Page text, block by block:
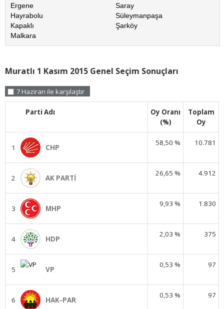
Ergene
Hayrabolu
Kapaklı
Malkara
Saray
Süleymanpaşa
Şarköy
Muratlı 1 Kasım 2015 Genel Seçim Sonuçları
7 Haziran ile karşılaştır
Parti Adı
Oy Oranı
(%)
Toplam
Oy
1 CHP
58,50 % 10.781
2 AK PARTİ
26,65 % 4.912
3 MHP
9,93 % 1.830
4 HDP
2,03 % 375
5 VP
0,53 % 97
6 HAK-PAR
0,53 % 97